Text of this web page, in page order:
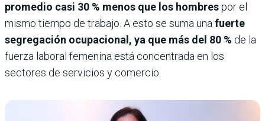
promedio casi 30 % menos que los hombrespor el
mismo tiempo de trabajo. A esto se suma unafuerte
segregación ocupacional, ya que más del 80 % de la
fuerza laboral femenina está concentrada en los
sectores de servicios y comercio.